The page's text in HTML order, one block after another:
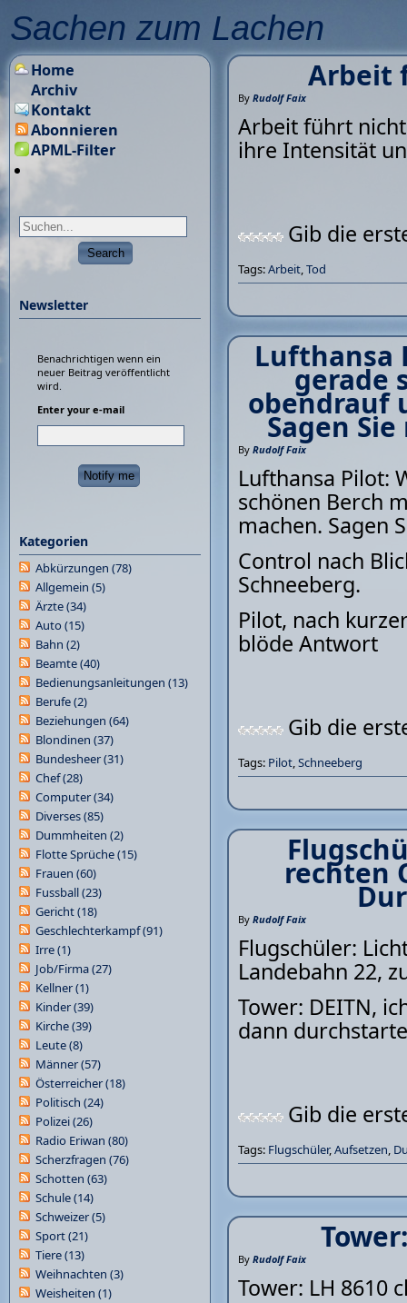
Sachen zum Lachen
Arbeit
By Rudolf Faix
Arbeit führt
ihre Intensität
Gib die
Tags:Arbeit,Tod
Lufthansa
gerade
obendrauf
Sagen
By Rudolf Faix
Lufthansa Pilot:
schönen Berch
machen. Sagen
Control nach
Schneeberg.
Pilot, nach
blöde Antwort
Gib die
Tags: Pilot,Schneeberg
rechten
By Rudolf Faix
Flugschüler:
Landebahn 22,
Tower: DEITN,
dann
Gib die
Tags: Flugschüler,Aufsetzen,
By Rudolf Faix
Tower: LH 8610
Home
Archiv
Kontakt
Abonnieren
APML-Filter
Newsletter
Benachrichtigen wenn ein
neuer Beitrag veröffentlicht
wird.
Enter your e-mail
Kategorien
Abkürzungen (78)
Allgemein (5)
Ärzte(34)
Auto(15)
Bahn (2)
Beamte(40)
Bedienungsanleitungen (13)
Berufe(2)
Beziehungen (64)
Blondinen (37)
Bundesheer(31)
Chef(28)
Computer(34)
Diverses(85)
Dummheiten (2)
Flotte Sprüche(15)
Frauen (60)
Fussball(23)
Gericht(18)
Geschlechterkampf(91)
Irre(1)
Job/Firma(27)
Kellner(1)
Kinder(39)
Kirche(39)
Leute(8)
Männer(57)
Österreicher(18)
Politisch (24)
Polizei(26)
Radio Eriwan (80)
Scherzfragen (76)
Schotten (63)
Schule(14)
Schweizer(5)
Sport(21)
Tiere(13)
Weihnachten (3)
Weisheiten (1)